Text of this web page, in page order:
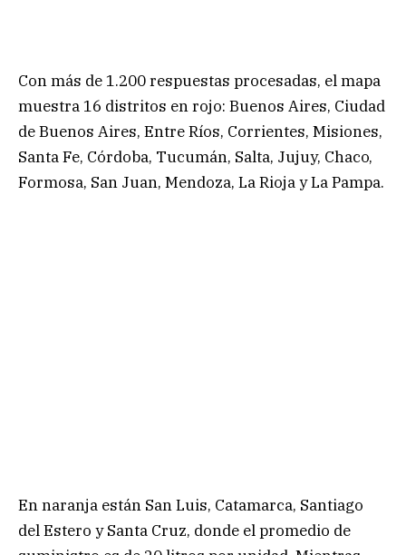
Con más de 1.200 respuestas procesadas, el mapa
muestra 16 distritos en rojo: Buenos Aires, Ciudad
de Buenos Aires, Entre Ríos, Corrientes, Misiones,
Santa Fe, Córdoba, Tucumán, Salta, Jujuy, Chaco,
Formosa, San Juan, Mendoza, La Rioja y La Pampa.
En naranja están San Luis, Catamarca, Santiago
del Estero y Santa Cruz, donde el promedio de